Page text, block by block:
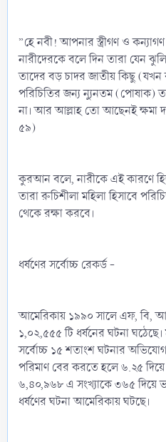
”হে নবী! আপনার স্ত্রীগণ ও
নারীদেরকে বলে দিন তারা যেন
তাদের বড় চাদর জাতীয় কিছু (যখন
পরিচিতির জন্য ন্যুনতম (পোষাক)
না। আর আল্লাহ তো আছেনই ক্ষমা
৫৯)
কুরআন বলে, নারীকে এই কারণে
তারা রুচিশীলা মহিলা হিসাবে
থেকে রক্ষা করবে।
ধর্ষণের সর্বোচ্চ রেকর্ড -
আমেরিকায় ১৯৯০ সালে এফ, বি,
১,০২,৫৫৫ টি ধর্ষনের ঘটনা
সর্বোচ্চ ১৫ শতাংশ ঘটনার
পরিমাণ বের করতে হলে ৬.২৫
৬,৪০,৯৬৮ এ সংখ্যাকে ৩৬৫ দিয়ে
ধর্ষণের ঘটনা আমেরিকায় ঘটছে।